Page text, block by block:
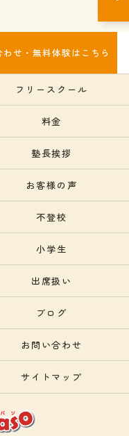
わせ・無料体験はこちら
フリースクール
料金
塾長挨拶
お客様の声
不登校
小学生
出席扱い
ブログ
お問い合わせ
サイトマップ